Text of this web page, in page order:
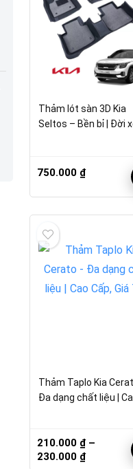
Thảm lót sàn 3D Kia
Seltos – Bền bỉ | Đời
750.000 ₫
Thảm Taplo Kia
Đa dạng chất liệu |
210.000 ₫ –
230.000 ₫Khoảng